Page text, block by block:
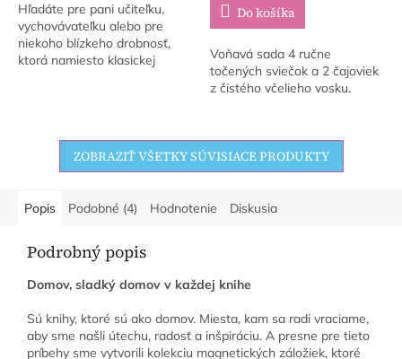
Hľadáte pre pani učiteľku,
vychovávateľku alebo pre
niekoho blízkeho drobnosť,
ktorá namiesto klasickej
Do košíka
Voňavá sada 4 ručne
točených sviečok a 2 čajoviek
z čistého včelieho vosku.
ZOBRAZIŤ VŠETKY SÚVISIACE PRODUKTY
Popis Podobné (4) Hodnotenie Diskusia
Podrobný popis
Domov, sladký domov v každej knihe
Sú knihy, ktoré sú ako domov. Miesta, kam sa radi vraciame,
aby sme našli útechu, radosť a inšpiráciu. A presne pre tieto
príbehy sme vytvorili kolekciu magnetických záložiek, ktoré